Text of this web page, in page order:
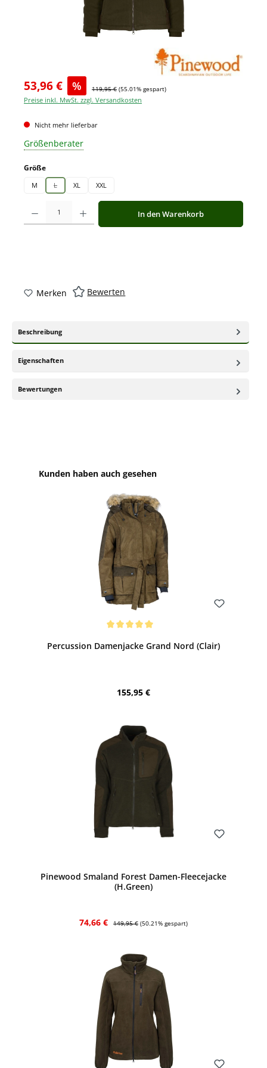
53,96 € % 119,95 € (55.01% gespart)
Preise inkl. MwSt. zzgl. Versandkosten
Nicht mehr lieferbar
Größenberater
Größeauswählen
M L
(Diese Option ist zurzeit nicht verfügbar.)
XL XXL
Produkt Anzahl: Gib den gewünschten Wert ein oder benutze die
In den Warenkorb
Merken Bewerten
Beschreibung
Eigenschaften
Bewertungen
Produktgalerie überspringen
Kunden haben auch gesehen
Percussion Damenjacke Grand Nord (Clair)
Regulärer Preis:
155,95 €
Pinewood Smaland Forest Damen-Fleecejacke
(H.Green)
Verkaufspreis:
74,66 € Regulärer Preis:
149,95 € (50.21% gespart)